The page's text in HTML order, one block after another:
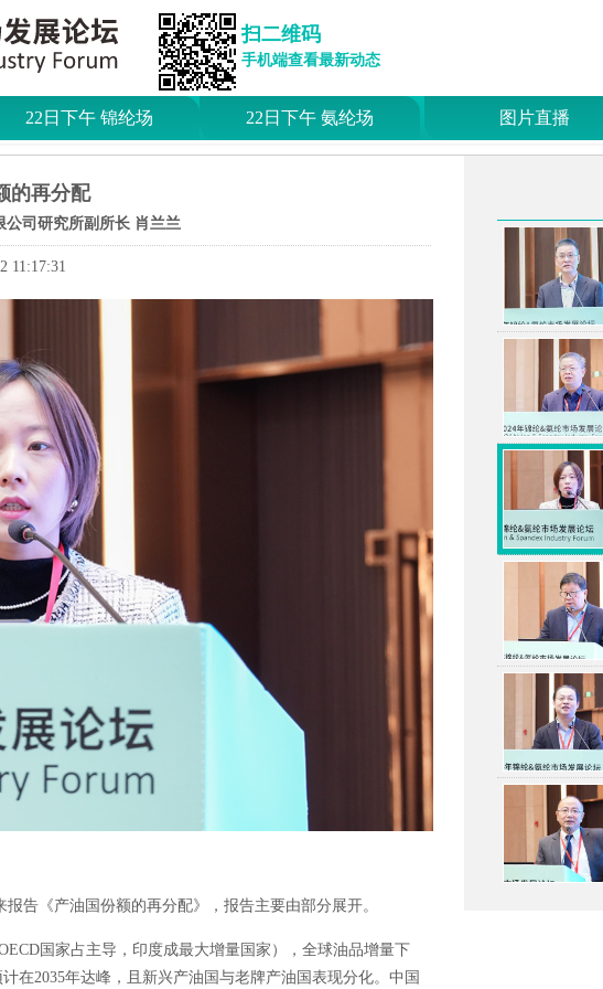
扫二维码
手机端查看最新动态
22日下午 锦纶场 22日下午 氨纶场 图片直播
的再分配
司研究所副所长 肖兰兰
11:17:31
告《产油国份额的再分配》，报告主要由部分展开。
国家占主导，印度成最大增量国家），全球油品增量下
在2035年达峰，且新兴产油国与老牌产油国表现分化。中国
经理赵丹青